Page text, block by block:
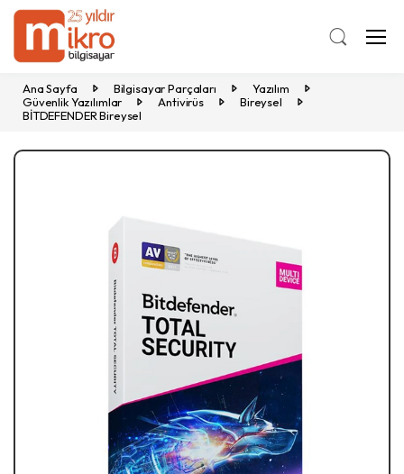
Ana Sayfa Bilgisayar Parçaları
Yazılım
Güvenlik Yazılımlar
Antivirüs
Bireysel
BİTDEFENDER Bireysel